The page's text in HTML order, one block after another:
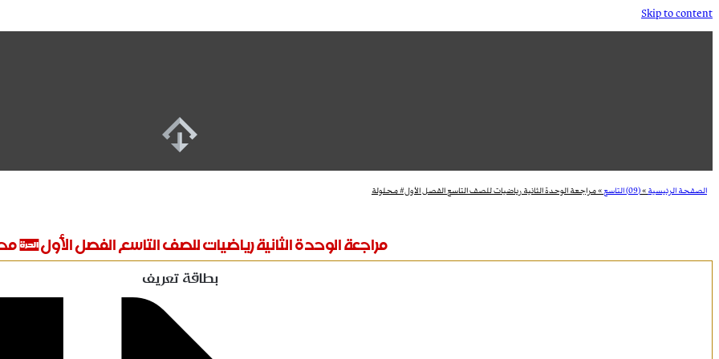
Skip to content
الصفحة الرئيسية»(09) التاسع »مراجعة الوحدة الثانية رياضيات للصف التاسع الفصل الأول# محلولة
مراجعة الوحدة الثانية رياضيات للصف التاسع الفصل الأول#
بطاقة تعريف